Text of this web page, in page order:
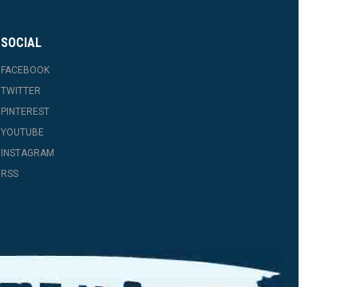
SOCIAL
FACEBOOK
TWITTER
PINTEREST
YOUTUBE
INSTAGRAM
RSS